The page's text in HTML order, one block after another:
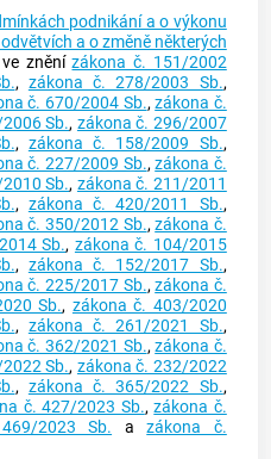
podnikání a o výkonu
a o změně některých
ve zněnízákona č. 151/2002
, zákona č. 278/2003 Sb.,
č. 670/2004 Sb.,zákona č.
Sb., zákona č. 296/2007
, zákona č. 158/2009 Sb.,
č. 227/2009 Sb.,zákona č.
Sb., zákona č. 211/2011
, zákona č. 420/2011 Sb.,
č. 350/2012 Sb.,zákona č.
Sb., zákona č. 104/2015
, zákona č. 152/2017 Sb.,
č. 225/2017 Sb.,zákona č.
Sb., zákona č. 403/2020
, zákona č. 261/2021 Sb.,
č. 362/2021 Sb.,zákona č.
Sb., zákona č. 232/2022
, zákona č. 365/2022 Sb.,
č. 427/2023 Sb.,zákona č.
2023 Sb. azákona č.